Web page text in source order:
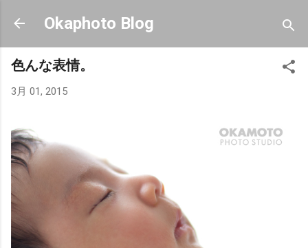
スキップしてメイン コンテンツに移動
Okaphoto Blog
色んな表情。
3月 01, 2015